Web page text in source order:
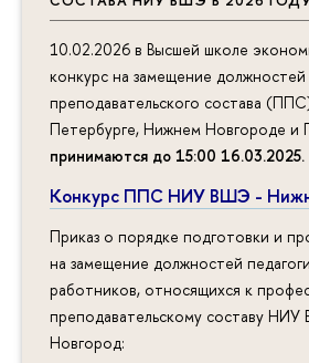
10.02.2026 в Высшей школе
конкурс на замещение
преподавательского состава
Петербурге, Нижнем Новгороде и
принимаются до 15:00 16.03.2025.
Конкурс ППС НИУ ВШЭ -
Приказ о порядке подготовки и
на замещение должностей
работников, относящихся к
преподавательскому составу
Новгород: